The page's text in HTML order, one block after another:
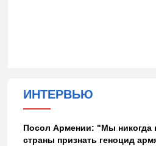
ИНТЕРВЬЮ
Посол Армении: "Мы никогда
страны признать геноцид